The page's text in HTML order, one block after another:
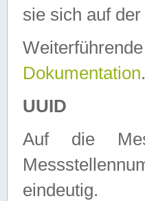
sie sich auf
Dokumentation.
UUID
Auf die
eindeutig.